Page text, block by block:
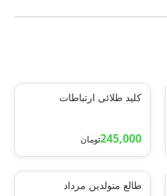
کلید طلائی ارتباطات
245,000تومان
طالع متولدین مرداد